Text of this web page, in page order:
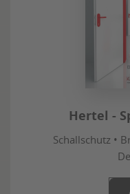
Hertel -
Schallschutz •